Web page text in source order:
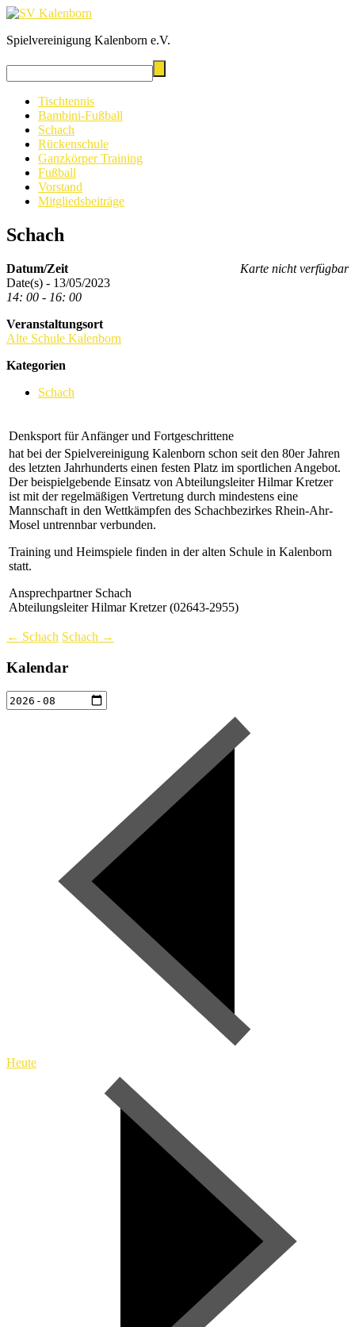
Spielvereinigung Kalenborn e.V.
Tischtennis
Bambini-Fußball
Schach
Rückenschule
Ganzkörper Training
Fußball
Vorstand
Mitgliedsbeiträge
Schach
Karte nicht verfügbar
Datum/Zeit
Date(s) - 13/05/2023
14: 00 - 16: 00
Veranstaltungsort
Alte Schule Kalenborn
Kategorien
Schach
Denksport für Anfänger und Fortgeschrittene
hat bei der Spielvereinigung Kalenborn schon seit den 80er Jahren
des letzten Jahrhunderts einen festen Platz im sportlichen Angebot.
Der beispielgebende Einsatz von Abteilungsleiter Hilmar Kretzer
ist mit der regelmäßigen Vertretung durch mindestens eine
Mannschaft in den Wettkämpfen des Schachbezirkes Rhein-Ahr-
Mosel untrennbar verbunden.
Training und Heimspiele finden in der alten Schule in Kalenborn
statt.
Ansprechpartner Schach
Abteilungsleiter Hilmar Kretzer (02643-2955)
← Schach Schach →
Kalendar
Heute